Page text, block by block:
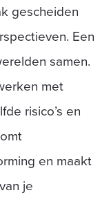
gescheiden
Een
samen.
met
risico’s en
en maakt
je